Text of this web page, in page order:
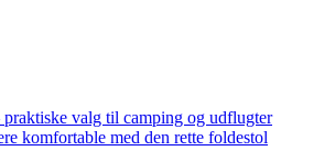
praktiske valg til camping og udflugter
komfortable med den rette foldestol